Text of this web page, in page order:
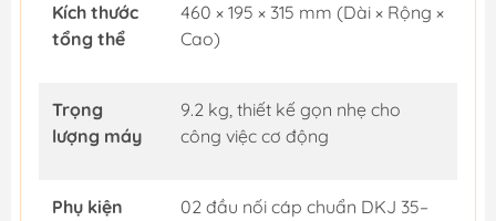
Kích thước
tổng thể
460 × 195 × 315 mm (Dài × Rộng ×
Cao)
Trọng
lượng máy
9.2 kg, thiết kế gọn nhẹ cho
công việc cơ động
Phụ kiện
02 đầu nối cáp chuẩn DKJ 35–